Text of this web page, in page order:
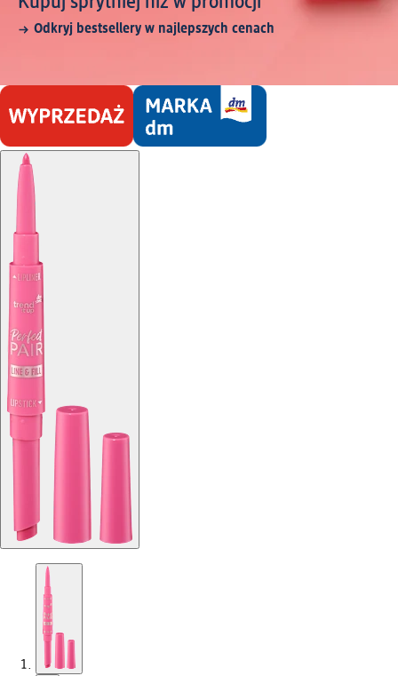
Odkryj bestsellery w najlepszych cenach